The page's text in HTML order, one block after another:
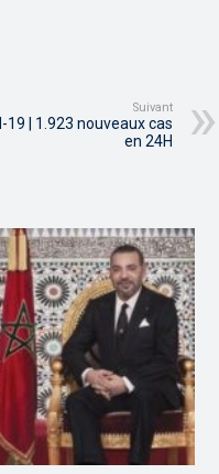
Suivant
19 | 1.923 nouveaux cas
en 24H